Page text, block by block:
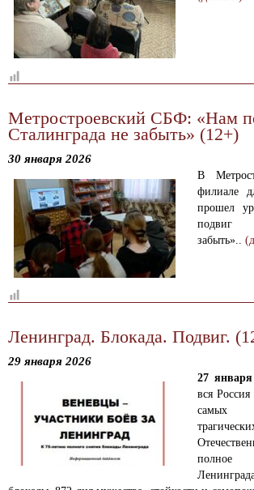
Метростроевский СБФ: «Нам
Сталинграда не забыть» (12+)
30 января 2026
В
филиале
прошел
подвиг
забыть»..
Ленинград. Блокада. Подвиг.
29 января 2026
27 января
вся
самых
полное